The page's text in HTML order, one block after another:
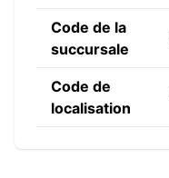
Code de la
succursale
Code de
localisation